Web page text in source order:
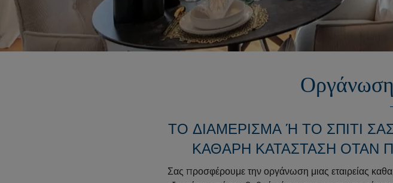
ΤΟ ΔΙΑΜΈΡΙΣΜΑ Ή ΤΟ ΣΠΊΤΙ
ΑΘΑΡΉ ΚΑΤΆΣΤΑΣΗ ΌΤΑΝ
Σας προσφέρουμε την οργάνωση μιας εταιρείας